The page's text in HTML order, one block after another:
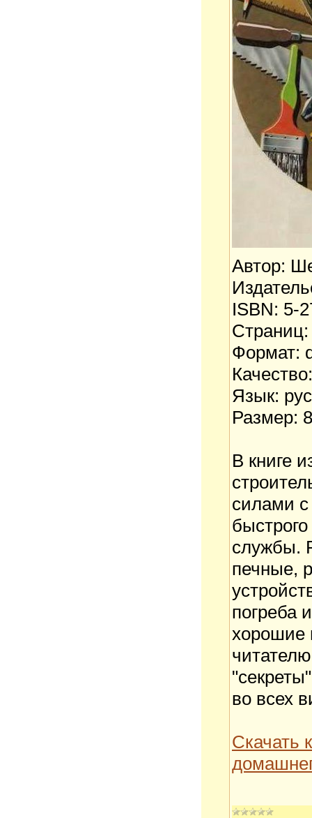
Автор:
ISBN: 5-
Страниц:
Формат:
Язык:
Размер:
В книге
силами
службы.
печные,
погреба
хорошие
во всех
Скачать